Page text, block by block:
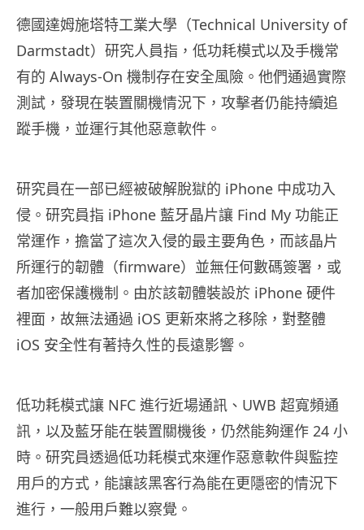
德國達姆施塔特工業大學（Technical University of
Darmstadt）研究人員指，低功耗模式以及手機常
有的 Always-On 機制存在安全風險。他們通過實際
測試，發現在裝置關機情況下，攻擊者仍能持續追
蹤手機，並運行其他惡意軟件。
研究員在一部已經被破解脫獄的 iPhone 中成功入
侵。研究員指 iPhone 藍牙晶片讓 Find My 功能正
常運作，擔當了這次入侵的最主要角色，而該晶片
所運行的韌體（firmware）並無任何數碼簽署，或
者加密保護機制。由於該韌體裝設於 iPhone 硬件
裡面，故無法通過 iOS 更新來將之移除，對整體
iOS 安全性有著持久性的長遠影響。
低功耗模式讓 NFC 進行近場通訊、UWB 超寬頻通
訊，以及藍牙能在裝置關機後，仍然能夠運作 24 小
時。研究員透過低功耗模式來運作惡意軟件與監控
用戶的方式，能讓該黑客行為能在更隱密的情況下
進行，一般用戶難以察覺。